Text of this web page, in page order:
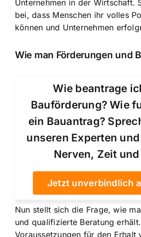
Unternehmen in der Wirtschaft.
bei, dass Menschen ihr volles
können und Unternehmen
Wie man Förderungen und
Wie beantrage
Bauförderung? Wie
ein Bauantrag?
unseren Experten
Nerven, Zeit und
Jetzt unverbindlich
Nun stellt sich die Frage, wie
und qualifizierte Beratung
Voraussetzungen für den Erhalt